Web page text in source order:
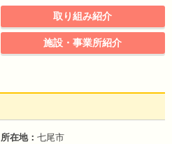
取り組み紹介
施設・事業所紹介
所在地： 七尾市